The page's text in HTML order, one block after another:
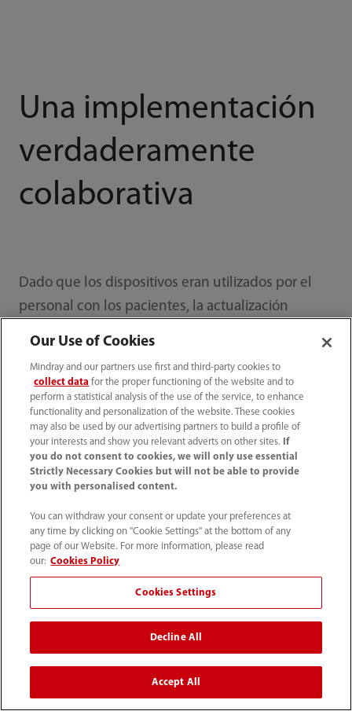
Una implementación
verdaderamente
colaborativa
Dado que los dispositivos eran utilizados por el
personal con los pacientes, la actualización
la seguridad de los pacientes y la continuidad del
servicio durante todo el proceso. De hecho,
Mindray hizo "un esfuerzo adicional" al realizar
todas las pruebas clínicas, la configuración y la
actualización de los monitores en tan solo una
semana.
"Trabajando en colaboración con la Fundación –
recorrimos físicamente las salas con el equipo
clínico y el equipo del proyecto para encontrar y
mejorar cada uno de los monitores", dijo el Dr.
Omar Ali. "Normalmente, este proceso se llevaría
a cabo a lo largo de un período de meses, pero
Our Use of Cookies
Mindray and our partners use first and third-party cookies to
collect data for the proper functioning of the website and to
perform a statistical analysis of the use of the service, to enhance
functionality and personalization of the website. These cookies
may also be used by our advertising partners to build a profile of
your interests and show you relevant adverts on other sites.
If
you do not consent to cookies, we will only use essential
Strictly Necessary Cookies but will not be able to provide
you with personalised content.
You can withdraw your consent or update your preferences at
any time by clicking on "Cookie Settings" at the bottom of any
page of our Website. For more information, please read
our: Cookies Policy
Cookies Settings
Decline All
Accept All